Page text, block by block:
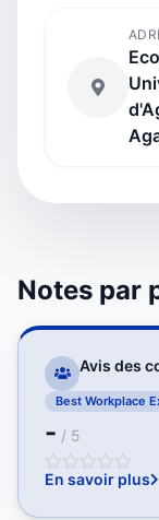
Notes par
Avis des
Best Workplace
- / 5
En savoir plus